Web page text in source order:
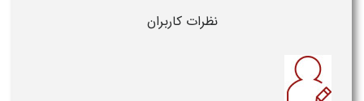
نظرات کاربران